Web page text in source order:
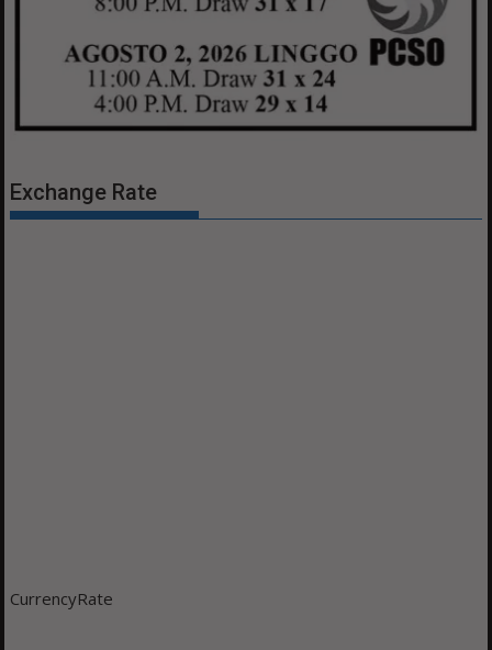
Exchange Rate
CurrencyRate